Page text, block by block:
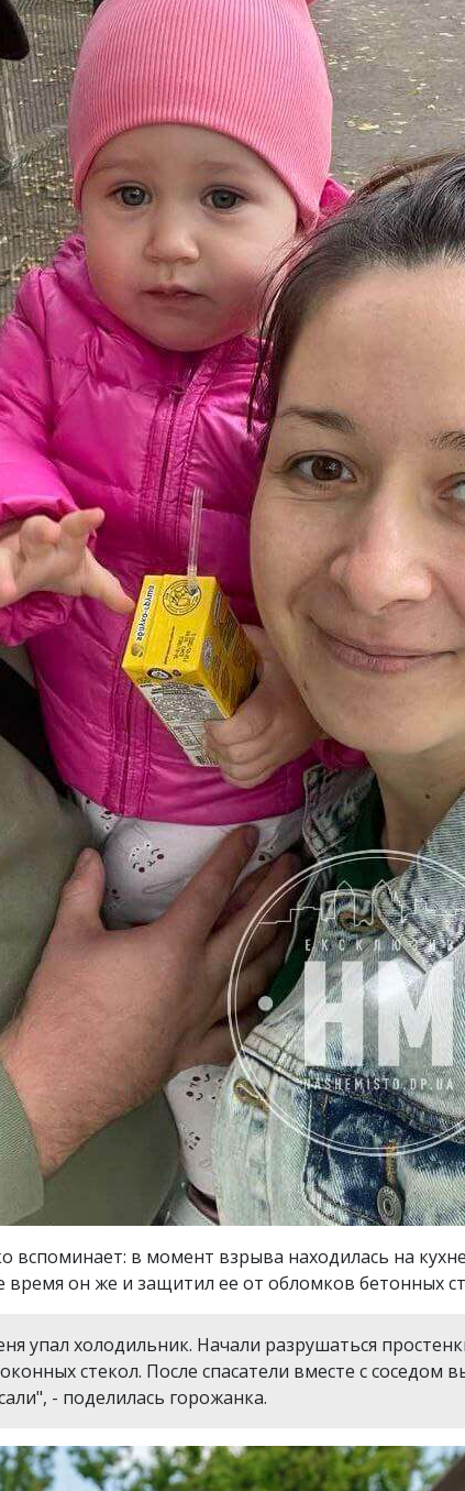
в момент взрыва находилась на
он же и защитил ее от обломков бетонных
упал холодильник. Начали разрушаться
стекол. После спасатели вместе с
- поделилась горожанка.